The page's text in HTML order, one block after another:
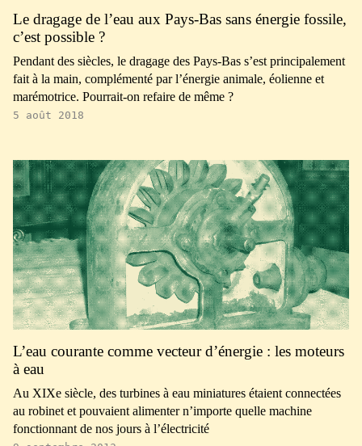
Le dragage de l’eau aux Pays-Bas sans énergie fossile,
c’est possible ?
Pendant des siècles, le dragage des Pays-Bas s’est principalement
fait à la main, complémenté par l’énergie animale, éolienne et
marémotrice. Pourrait-on refaire de même ?
5 août 2018
L’eau courante comme vecteur d’énergie : les moteurs
à eau
Au XIXe siècle, des turbines à eau miniatures étaient connectées
au robinet et pouvaient alimenter n’importe quelle machine
fonctionnant de nos jours à l’électricité